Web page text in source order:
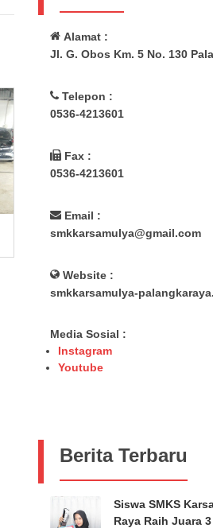
Alamat :
Jl. G. Obos Km. 5 No. 130
Telepon :
0536-4213601
Fax :
0536-4213601
Email :
smkkarsamulya@gmail.com
Website :
smkkarsamulya-
Media Sosial :
Instagram
Youtube
Berita Terbaru
Siswa SMKS
Raya Raih Juara